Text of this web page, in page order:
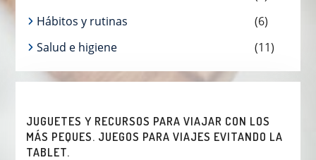
Hábitos y rutinas
(6)
Salud e higiene
(11)
JUGUETES Y RECURSOS PARA VIAJAR CON LOS
MÁS PEQUES. JUEGOS PARA VIAJES EVITANDO LA
TABLET.